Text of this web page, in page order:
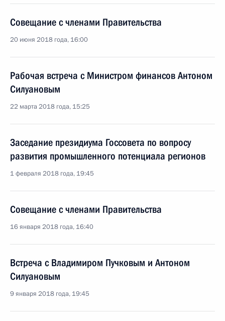
Совещание с членами Правительства
20 июня 2018 года, 16:00
Рабочая встреча с Министром финансов Антоном
Силуановым
22 марта 2018 года, 15:25
Заседание президиума Госсовета по вопросу
развития промышленного потенциала регионов
1 февраля 2018 года, 19:45
Совещание с членами Правительства
16 января 2018 года, 16:40
Встреча с Владимиром Пучковым и Антоном
Силуановым
9 января 2018 года, 19:45